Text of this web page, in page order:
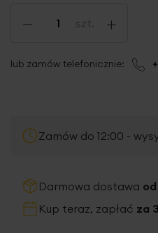
- szt. +
lub zamów telefonicznie:
Zamów do 12:00 -
Darmowa dostawa
Kup teraz, zapłać za